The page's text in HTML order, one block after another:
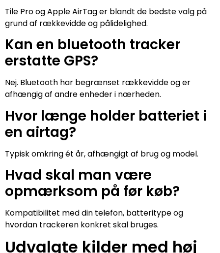
Tile Pro og Apple AirTag er blandt de bedste valg på
grund af rækkevidde og pålidelighed.
Kan en bluetooth tracker
erstatte GPS?
Nej. Bluetooth har begrænset rækkevidde og er
afhængig af andre enheder i nærheden.
Hvor længe holder batteriet i
en airtag?
Typisk omkring ét år, afhængigt af brug og model.
Hvad skal man være
opmærksom på før køb?
Kompatibilitet med din telefon, batteritype og
hvordan trackeren konkret skal bruges.
Udvalgte kilder med høj